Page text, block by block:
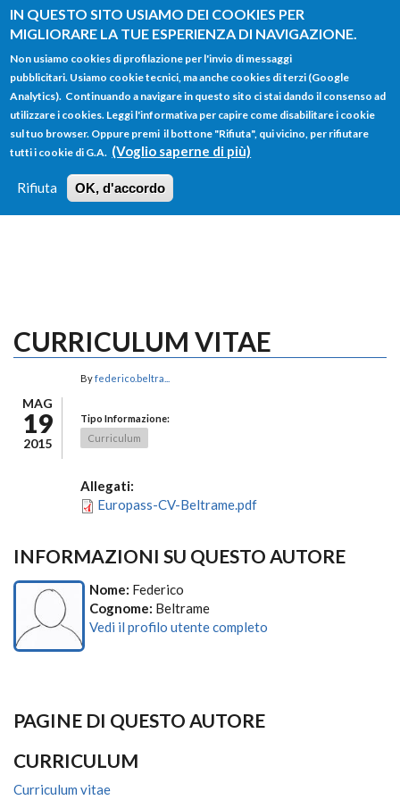
IN QUESTO SITO USIAMO DEI COOKIES PER
MIGLIORARE LA TUE ESPERIENZA DI NAVIGAZIONE.
Non usiamo cookies di profilazione per l'invio di messaggi
pubblicitari. Usiamo cookie tecnici, ma anche cookies di terzi (Google
Analytics). Continuando a navigare in questo sito ci stai dando il consenso ad
utilizzare i cookies. Leggi l'informativa per capire come disabilitare i cookie
sul tuo browser. Oppure premi il bottone "Rifiuta", qui vicino, per rifiutare
tutti i cookie di G.A. (Voglio saperne di più)
Rifiuta OK, d'accordo
Salta al contenuto principale
FORM
DI
RICERCA
Main menu
HOME TUTTI I PROFILI
LOGIN
CURRICULUM VITAE
MAG
19
2015
Byfederico.beltra...
Tipo Informazione:
Curriculum
Allegati:
Europass-CV-Beltrame.pdf
INFORMAZIONI SU QUESTO AUTORE
Nome: Federico
Cognome: Beltrame
Vedi il profilo utente completo
PAGINE DI QUESTO AUTORE
CURRICULUM
Curriculum vitae